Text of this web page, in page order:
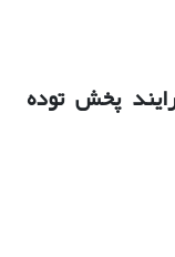
پخش توده